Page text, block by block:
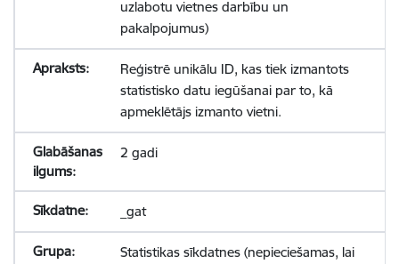
uzlabotu vietnes darbību un
pakalpojumus)
Reģistrē unikālu ID, kas tiek izmantots
statistisko datu iegūšanai par to, kā
apmeklētājs izmanto vietni.
2 gadi
_gat
Statistikas sīkdatnes (nepieciešamas, lai